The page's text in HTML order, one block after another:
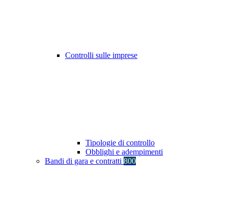
Controlli sulle imprese
Tipologie di controllo
Obblighi e adempimenti
Bandi di gara e contratti 800